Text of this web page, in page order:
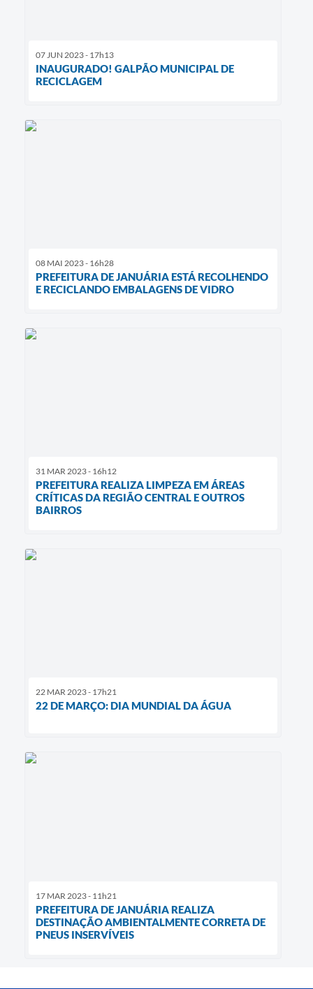
07 JUN 2023 - 17h13
INAUGURADO! GALPÃO MUNICIPAL DE
RECICLAGEM
08 MAI 2023 - 16h28
PREFEITURA DE JANUÁRIA ESTÁ RECOLHENDO
E RECICLANDO EMBALAGENS DE VIDRO
31 MAR 2023 - 16h12
PREFEITURA REALIZA LIMPEZA EM ÁREAS
CRÍTICAS DA REGIÃO CENTRAL E OUTROS
BAIRROS
22 MAR 2023 - 17h21
22 DE MARÇO: DIA MUNDIAL DA ÁGUA
17 MAR 2023 - 11h21
PREFEITURA DE JANUÁRIA REALIZA
DESTINAÇÃO AMBIENTALMENTE CORRETA DE
PNEUS INSERVÍVEIS